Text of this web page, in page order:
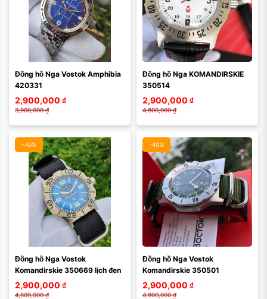
Đồng hồ Nga Vostok Amphibia
420331
2,900,000 ₫
3,900,000 ₫
Đồng hồ Nga KOMANDIRSKIE
350514
2,900,000 ₫
4,800,000 ₫
-40%
Đồng hồ Nga Vostok
Komandirskie 350669 lịch đen
2,900,000 ₫
4,800,000 ₫
-40%
Đồng hồ Nga Vostok
Komandirskie 350501
2,900,000 ₫
4,800,000 ₫